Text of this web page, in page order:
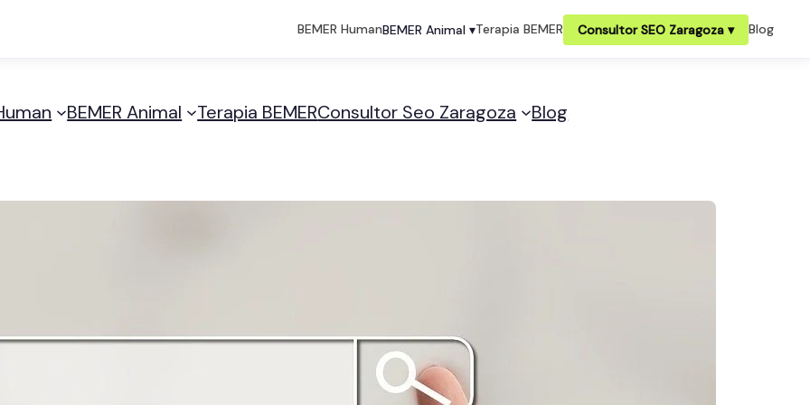
BEMER HumanBEMER Animal ▾Terapia BEMER Consultor SEO Zaragoza ▾ Blog
BEMER Animal Terapia BEMERConsultor Seo Zaragoza Blog